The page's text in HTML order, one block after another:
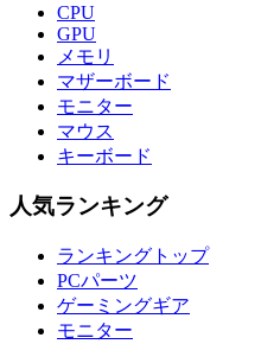
CPU
GPU
メモリ
マザーボード
モニター
マウス
キーボード
人気ランキング
ランキングトップ
PCパーツ
ゲーミングギア
モニター